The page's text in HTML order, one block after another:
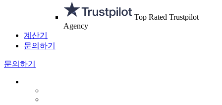
Top Rated Trustpilot
Agency
계산기
문의하기
문의하기